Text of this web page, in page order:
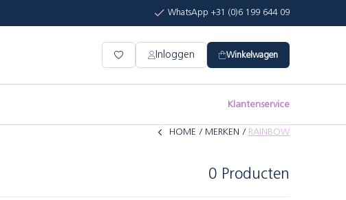
WhatsApp +31 (0)6 199 644 09
Inloggen Winkelwagen
Klantenservice
HOME MERKEN RAINBOW
0 Producten